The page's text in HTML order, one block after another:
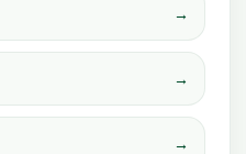
→
→
→